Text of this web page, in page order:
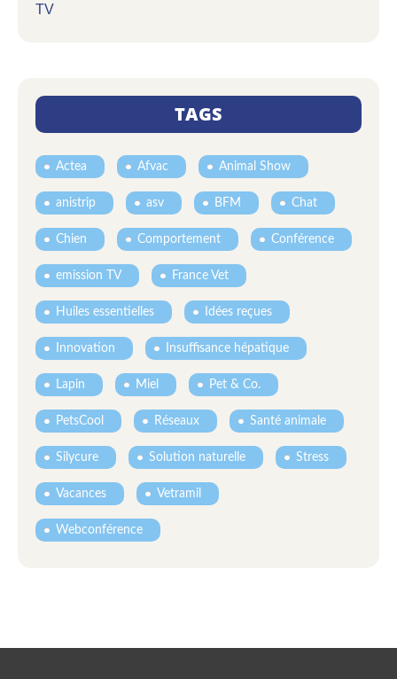
TV
TAGS
Actea Afvac Animal Show
anistrip asv BFM Chat
Chien Comportement Conférence
emission TV France Vet
Huiles essentielles Idées reçues
Innovation Insuffisance hépatique
Lapin Miel Pet & Co.
PetsCool Réseaux Santé animale
Silycure Solution naturelle Stress
Vacances Vetramil
Webconférence